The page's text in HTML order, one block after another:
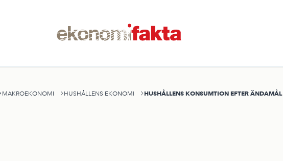
MAKROEKONOMI HUSHÅLLENS EKONOMI HUSHÅLLENS KONSUMTION EFTER ÄNDAMÅL